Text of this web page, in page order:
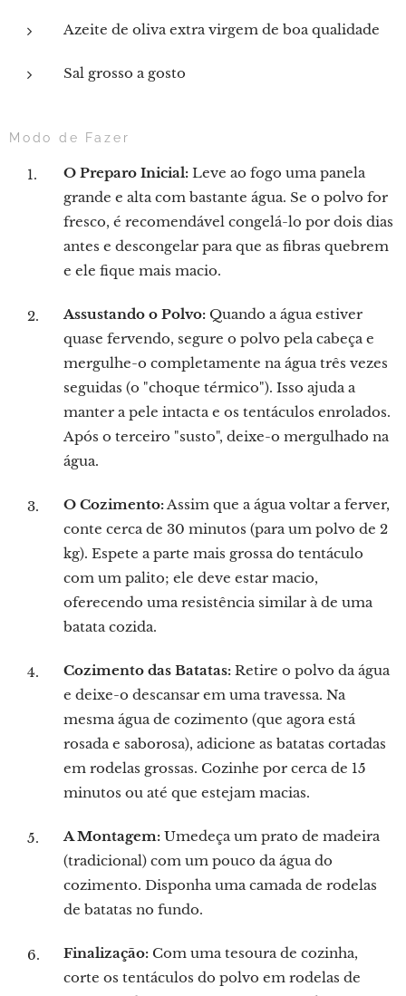
Azeite de oliva extra virgem de boa qualidade
Sal grosso a gosto
Modo de Fazer
O Preparo Inicial: Leve ao fogo uma panela
grande e alta com bastante água. Se o polvo for
fresco, é recomendável congelá-lo por dois dias
antes e descongelar para que as fibras quebrem
e ele fique mais macio.
Assustando o Polvo: Quando a água estiver
quase fervendo, segure o polvo pela cabeça e
mergulhe-o completamente na água três vezes
seguidas (o "choque térmico"). Isso ajuda a
manter a pele intacta e os tentáculos enrolados.
Após o terceiro "susto", deixe-o mergulhado na
água.
O Cozimento:Assim que a água voltar a ferver,
conte cerca de 30 minutos (para um polvo de 2
kg). Espete a parte mais grossa do tentáculo
com um palito; ele deve estar macio,
oferecendo uma resistência similar à de uma
batata cozida.
Cozimento das Batatas: Retire o polvo da água
e deixe-o descansar em uma travessa. Na
mesma água de cozimento (que agora está
rosada e saborosa), adicione as batatas cortadas
em rodelas grossas. Cozinhe por cerca de 15
minutos ou até que estejam macias.
A Montagem: Umedeça um prato de madeira
(tradicional) com um pouco da água do
cozimento. Disponha uma camada de rodelas
de batatas no fundo.
Finalização: Com uma tesoura de cozinha,
corte os tentáculos do polvo em rodelas de